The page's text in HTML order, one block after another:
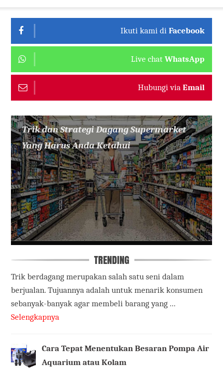
Ikuti kami di Facebook
Live chat WhatsApp
Hubungi via Email
Trik dan Strategi Dagang Supermarket
Yang Harus Anda Ketahui
TRENDING
Trik berdagang merupakan salah satu seni dalam
berjualan. Tujuannya adalah untuk menarik konsumen
sebanyak-banyak agar membeli barang yang ...
Selengkapnya
Cara Tepat Menentukan Besaran Pompa Air
Aquarium atau Kolam